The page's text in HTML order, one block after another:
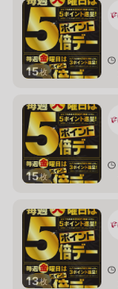
15枚
15枚
13枚